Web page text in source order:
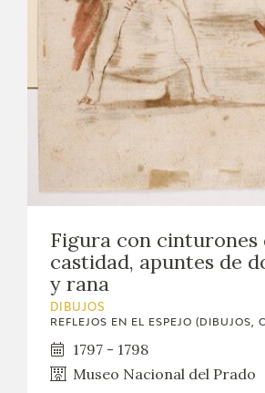
ACTIVIDADES
ACTUALIDAD
SALA DE PRENSA
BLOG CUADERNO ITALIANO
FRANCISCO DE GOYA
CRONOLOGÍA
EL VIAJE DE GOYA
Figura con cinturones
castidad, apuntes de
y rana
DIBUJOS
REFLEJOS EN EL ESPEJO (DIBUJOS,
1797 - 1798
Museo Nacional del Prado